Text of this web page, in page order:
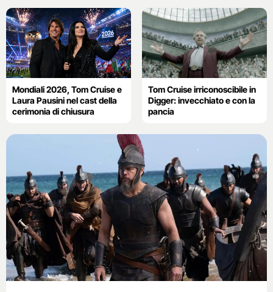
Mondiali 2026, Tom Cruise e
Laura Pausini nel cast della
cerimonia di chiusura
Tom Cruise irriconoscibile in
Digger: invecchiato e con la
pancia